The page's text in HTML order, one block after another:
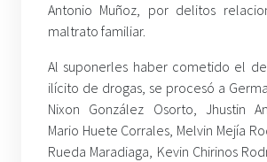
Antonio Muñoz, por delitos
maltrato familiar.
Al suponerles haber cometido el
ilícito de drogas, se procesó a
Nixon González Osorto, Jhustin
Mario Huete Corrales, Melvin Mejía
Rueda Maradiaga, Kevin Chirinos